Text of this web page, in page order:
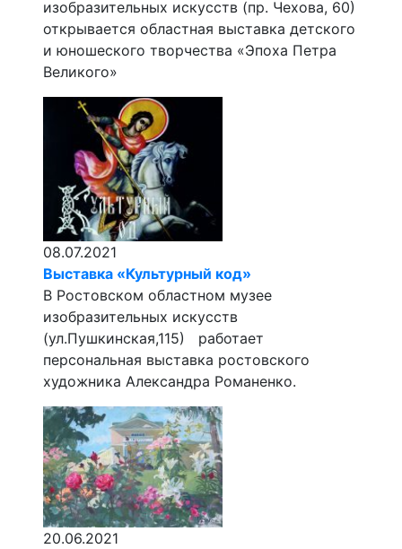
изобразительных искусств (пр. Чехова, 60)
открывается областная выставка детского
и юношеского творчества «Эпоха Петра
Великого»
08.07.2021
Выставка «Культурный код»
В Ростовском областном музее
изобразительных искусств
(ул.Пушкинская,115) работает
персональная выставка ростовского
художника Александра Романенко.
20.06.2021